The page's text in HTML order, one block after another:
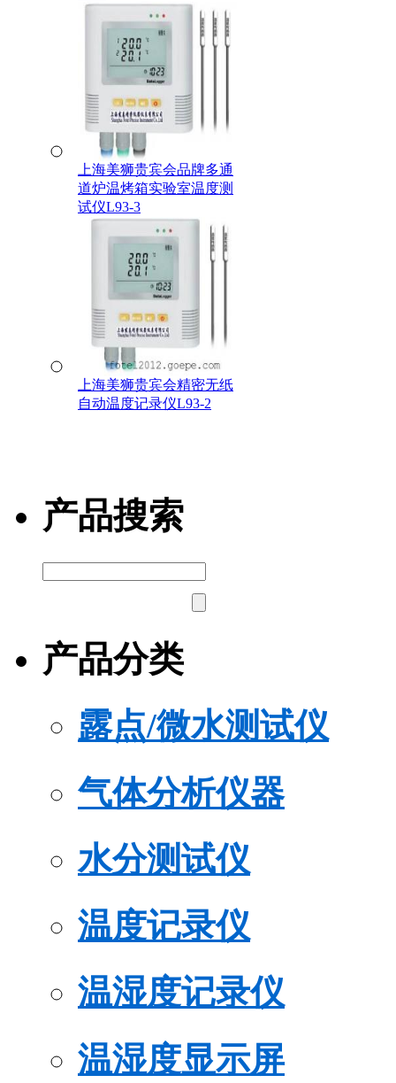
上海美狮贵宾会品牌多通
道炉温烤箱实验室温度测
试仪L93-3
上海美狮贵宾会精密无纸
自动温度记录仪L93-2
产品搜索
产品分类
露点/微水测试仪
气体分析仪器
水分测试仪
温度记录仪
温湿度记录仪
温湿度显示屏